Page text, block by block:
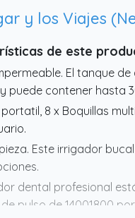
y los Viajes
de este
El tanque
puede contener hasta
8 x Boquillas
Este irrigador
dental profesional
pulso de 14001800